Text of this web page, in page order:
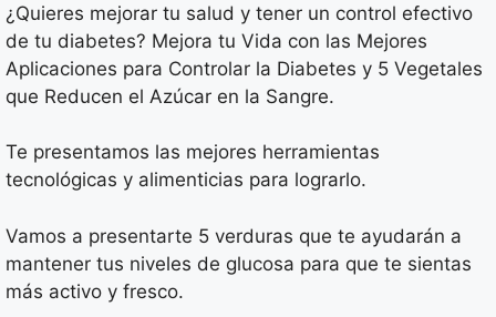
¿Quieres mejorar tu salud y tener un control efectivo
de tu diabetes? Mejora tu Vida con las Mejores
Aplicaciones para Controlar la Diabetes y 5 Vegetales
que Reducen el Azúcar en la Sangre.
Te presentamos las mejores herramientas
tecnológicas y alimenticias para lograrlo.
Vamos a presentarte 5 verduras que te ayudarán a
mantener tus niveles de glucosa para que te sientas
más activo y fresco.